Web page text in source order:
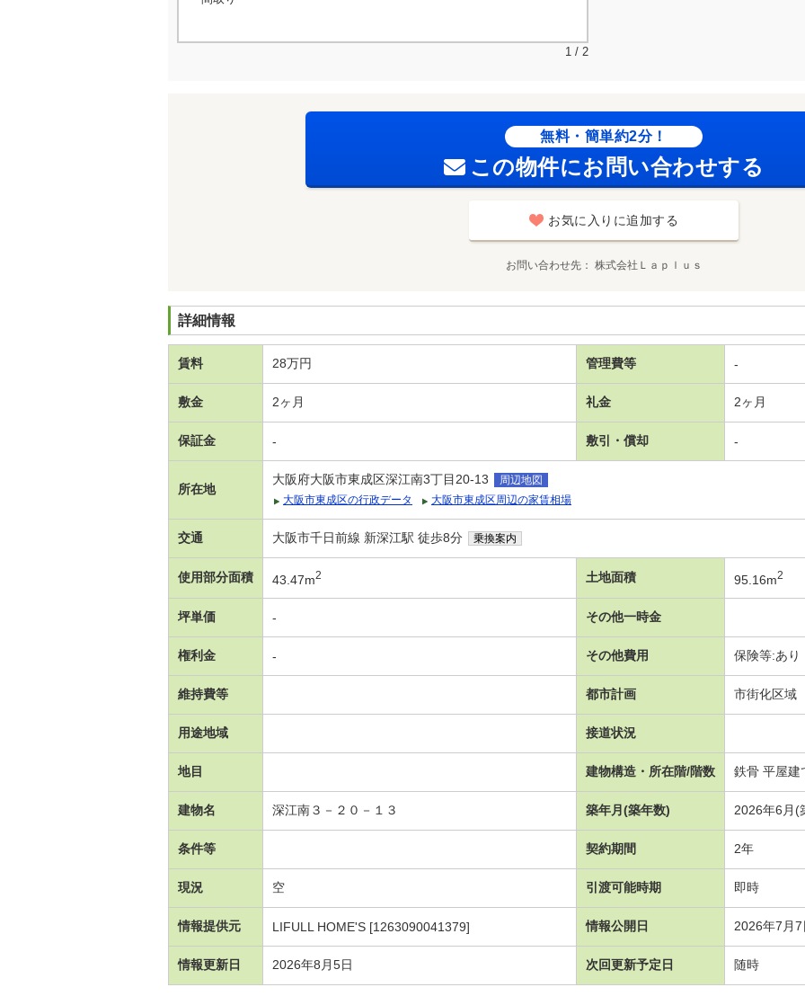
1 / 2
無料・簡単約2分！
この物件にお問い合わせする
お気に入りに追加する
お問い合わせ先 株式会社Ｌａｐｌｕｓ
詳細情報
賃料 28万円 管理費等 -
敷金 2ヶ月 礼金 2ヶ月
保証金 - 敷引・償却 -
所在地
大阪府大阪市東成区深江南3丁目20-13
周辺地図
大阪市東成区の行政データ
大阪市東成区周辺の家賃相場
交通 大阪市千日前線 新深江駅 徒歩8分 乗換案内
使用部分面積 43.47m2 土地面積 95.16m2
坪単価 - その他一時金
権利金 - その他費用 保険等:あり
維持費等 都市計画 市街化区域
用途地域 接道状況
地目 建物構造・所在階/階数 鉄骨 平屋
建物名 深江南３－２０－１３ 築年月(築年数) 2026年6月
条件等 契約期間 2年
現況 空 引渡可能時期 即時
情報提供元 LIFULL HOME'S [1263090041379] 情報公開日 2026年7月7
情報更新日 2026年8月5日 次回更新予定日 随時